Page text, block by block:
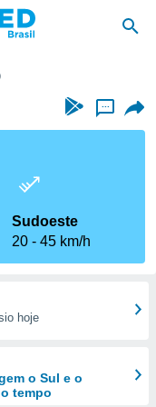
...
Sudoeste
20
45 km/h
hoje
o Sul e o
tempo